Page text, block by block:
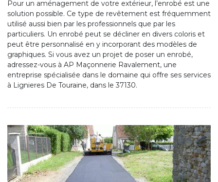
Pour un aménagement de votre extérieur, l’enrobé est une
solution possible. Ce type de revêtement est fréquemment
utilisé aussi bien par les professionnels que par les
particuliers. Un enrobé peut se décliner en divers coloris et
peut être personnalisé en y incorporant des modèles de
graphiques. Si vous avez un projet de poser un enrobé,
adressez-vous à AP Maçonnerie Ravalement, une
entreprise spécialisée dans le domaine qui offre ses services
à Lignieres De Touraine, dans le 37130.